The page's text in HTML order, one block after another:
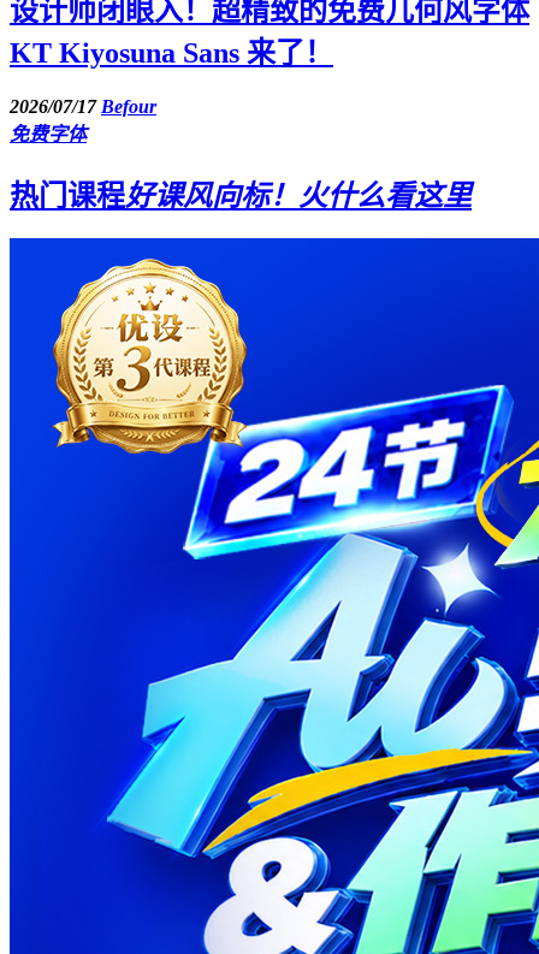
设计师闭眼入！超精致的免费几何风字体
KT Kiyosuna Sans 来了！
2026/07/17 Befour
免费字体
热门课程好课风向标！火什么看这里